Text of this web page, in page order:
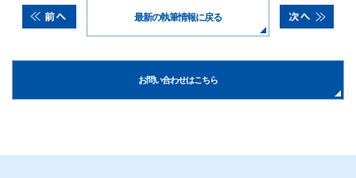
最新の執筆情報に戻る
お問い合わせはこちら